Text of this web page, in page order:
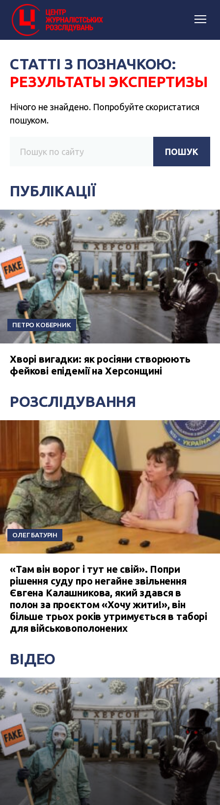
СТАТТІ З ПОЗНАЧКОЮ:
РЕЗУЛЬТАТЫ ЭКСПЕРТИЗЫ
Нічого не знайдено. Попробуйте скористатися
пошуком.
ПОШУК
ПУБЛІКАЦІЇ
ПЕТРО КОБЕРНИК
Хворі вигадки: як росіяни створюють
фейкові епідемії на Херсонщині
РОЗСЛІДУВАННЯ
ОЛЕГ БАТУРІН
«Там він ворог і тут не свій». Попри
рішення суду про негайне звільнення
Євгена Калашникова, який здався в
полон за проєктом «Хочу жити!», він
більше трьох років утримується в таборі
для військовополонених
ВІДЕО